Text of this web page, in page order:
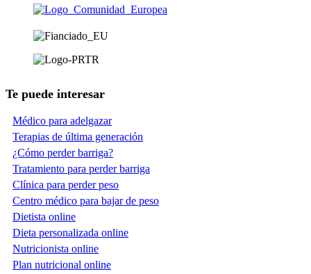
Te puede interesar
Médico para adelgazar
Terapias de última generación
¿Cómo perder barriga?
Tratamiento para perder barriga
Clínica para perder peso
Centro médico para bajar de peso
Dietista online
Dieta personalizada online
Nutricionista online
Plan nutricional online